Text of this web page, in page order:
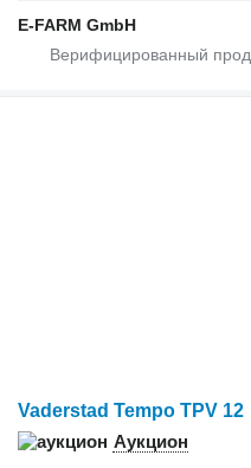
E-FARM GmbH
Vaderstad Tempo TPV 12
Аукцион